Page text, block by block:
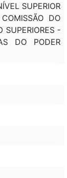
SUPERIOR
DO
SUPERIORES -
DO PODER